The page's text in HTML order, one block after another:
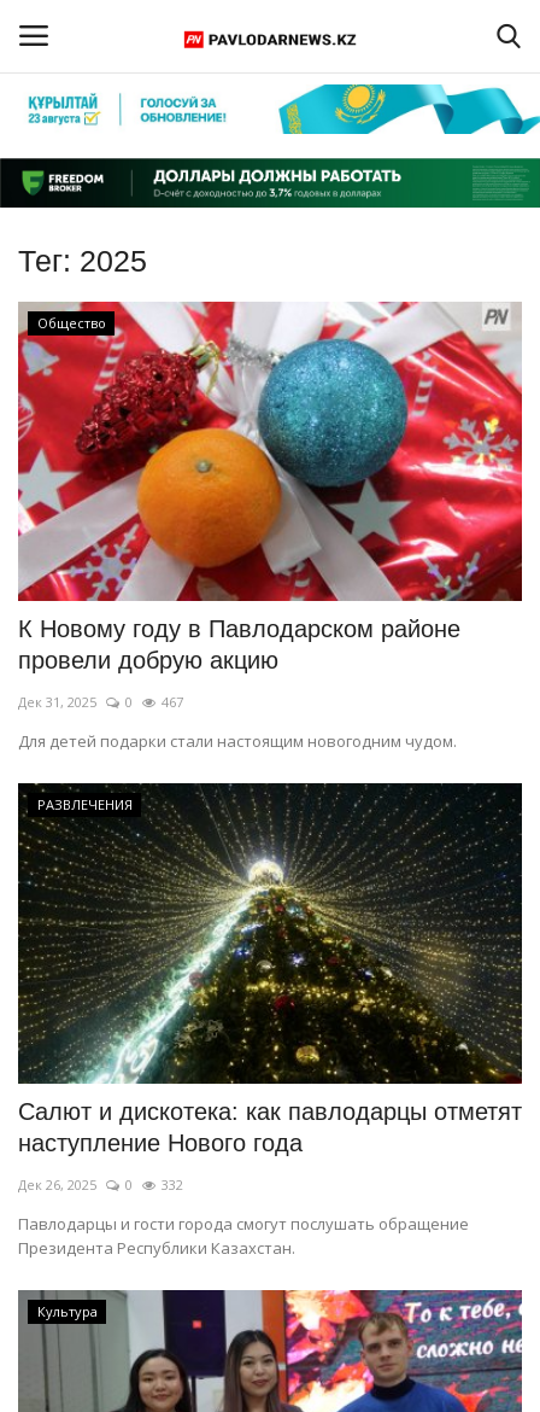
Регистрация
Главная
Обратная связь
ПАВЛОДАРСКАЯ ОБЛАСТЬ
КАЗАХСТАН
МИР
СПЕЦПРОЕКТЫ
СПОРТ
Чек-лист
РАЗВЛЕЧЕНИЯ
Курултай
Язык
Қазақша Русский
Тег: 2025
Общество
К Новому году в Павлодарском районе
провели добрую акцию
Дек 31, 2025 0 467
Для детей подарки стали настоящим новогодним чудом.
РАЗВЛЕЧЕНИЯ
Салют и дискотека: как павлодарцы отметят
наступление Нового года
Дек 26, 2025 0 332
Павлодарцы и гости города смогут послушать обращение
Президента Республики Казахстан.
Культура